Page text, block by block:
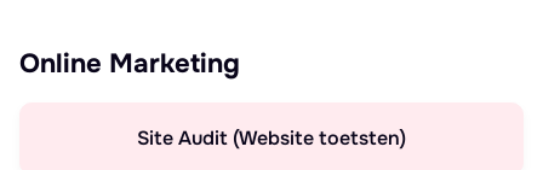
Online Marketing
Site Audit (Website toetsten)